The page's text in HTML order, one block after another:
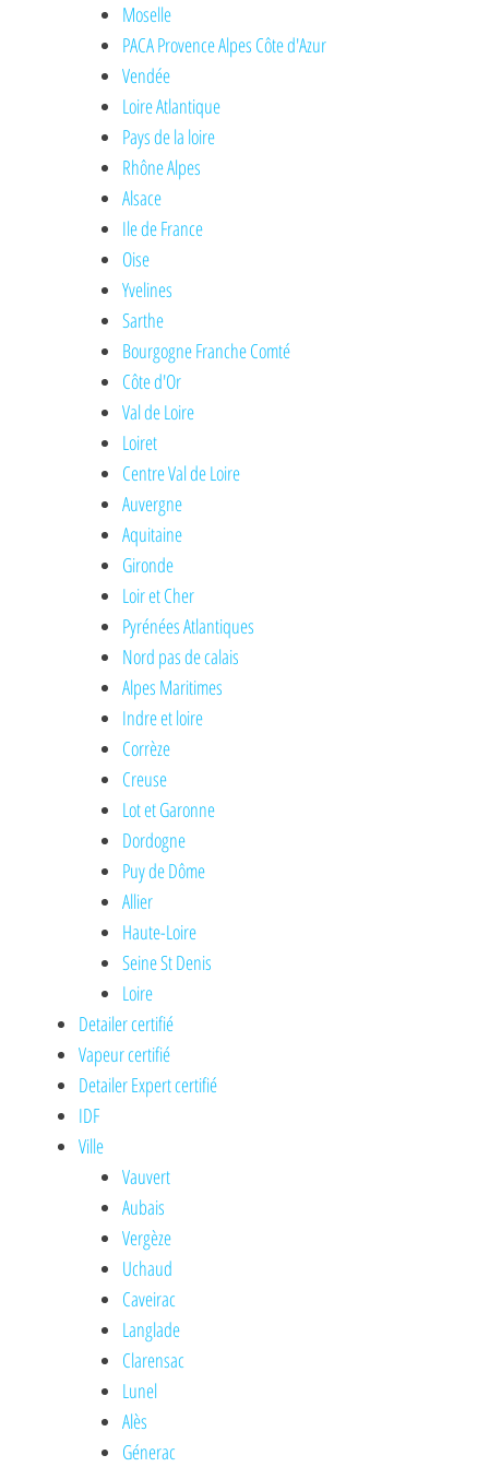
Moselle
PACA Provence Alpes Côte d'Azur
Vendée
Loire Atlantique
Pays de la loire
Rhône Alpes
Alsace
Ile de France
Oise
Yvelines
Sarthe
Bourgogne Franche Comté
Côte d'Or
Val de Loire
Loiret
Centre Val de Loire
Auvergne
Aquitaine
Gironde
Loir et Cher
Pyrénées Atlantiques
Nord pas de calais
Alpes Maritimes
Indre et loire
Corrèze
Creuse
Lot et Garonne
Dordogne
Puy de Dôme
Allier
Haute-Loire
Seine St Denis
Loire
Detailer certifié
Vapeur certifié
Detailer Expert certifié
IDF
Ville
Vauvert
Aubais
Vergèze
Uchaud
Caveirac
Langlade
Clarensac
Lunel
Alès
Génerac